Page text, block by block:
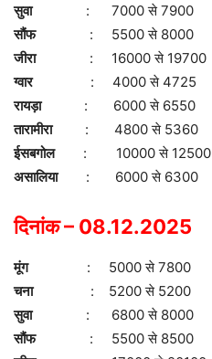
सुवा : 7000 से 7900
सौंफ
: 5500 से 8000
जीरा : 16000 से 19700
ग्वार
: 4000 से 4725
रायड़ा : 6000 से 6550
तारामीरा: 4800 से 5360
ईसबगोल
: 10000 से 12500
असालिया : 6000 से 6300
दिनांक – 08.12.2025
मूंग: 5000 से 7800
चना : 5200 से 5200
सुवा : 6800 से 8000
सौंफ
: 5500 से 8500